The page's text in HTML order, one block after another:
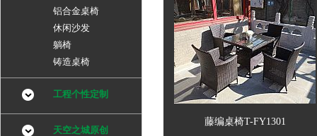
铝合金桌椅
休闲沙发
躺椅
铸造桌椅
工程个性定制
天空之城原创
藤编桌椅T-FY1301